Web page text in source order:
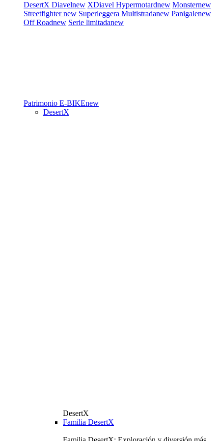
DesertX Diavelnew XDiavel Hypermotardnew Monsternew
Streetfighternew Superleggera Multistradanew Panigalenew
Off Roadnew Serie limitadanew
Patrimonio E-BIKEnew
DesertX
DesertX
Familia DesertX